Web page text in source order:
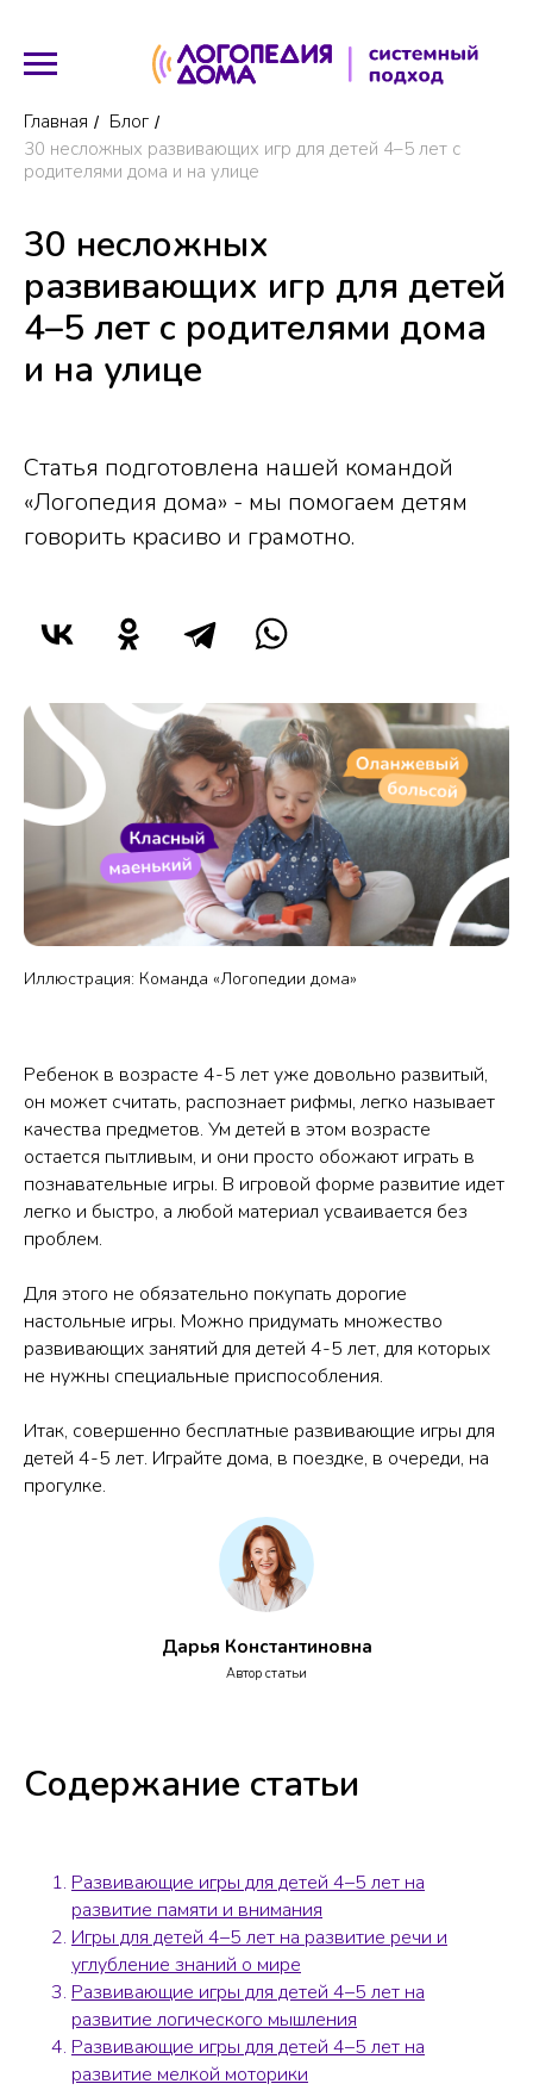
Главная / Блог /
30 несложных развивающих игр для детей 4–5 лет с
родителями дома и на улице
30 несложных
развивающих игр для детей
4–5 лет с родителями дома
и на улице
Статья подготовлена нашей командой
«Логопедия дома» - мы помогаем детям
говорить красиво и грамотно.
Иллюстрация: Команда «Логопедии дома»
Ребенок в возрасте 4-5 лет уже довольно развитый,
он может считать, распознает рифмы, легко называет
качества предметов. Ум детей в этом возрасте
остается пытливым, и они просто обожают играть в
познавательные игры. В игровой форме развитие идет
легко и быстро, а любой материал усваивается без
проблем.
Для этого не обязательно покупать дорогие
настольные игры. Можно придумать множество
развивающих занятий для детей 4-5 лет, для которых
не нужны специальные приспособления.
Итак, совершенно бесплатные развивающие игры для
детей 4-5 лет. Играйте дома, в поездке, в очереди, на
прогулке.
Дарья Константиновна
Автор статьи
Содержание статьи
Развивающие игры для детей 4–5 лет на
развитие памяти и внимания
Игры для детей 4–5 лет на развитие речи и
углубление знаний о мире
Развивающие игры для детей 4–5 лет на
развитие логического мышления
Развивающие игры для детей 4–5 лет на
развитие мелкой моторики